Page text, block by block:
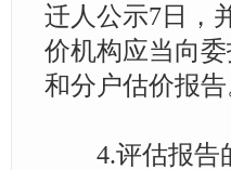
迁人公示7日，
价机构应当向
和分户估价报
4.评估报告的